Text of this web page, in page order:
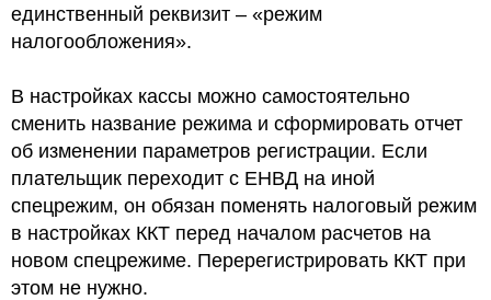
единственный реквизит – «режим
налогообложения».
В настройках кассы можно самостоятельно
сменить название режима и сформировать отчет
об изменении параметров регистрации. Если
плательщик переходит с ЕНВД на иной
спецрежим, он обязан поменять налоговый режим
в настройках ККТ перед началом расчетов на
новом спецрежиме. Перерегистрировать ККТ при
этом не нужно.